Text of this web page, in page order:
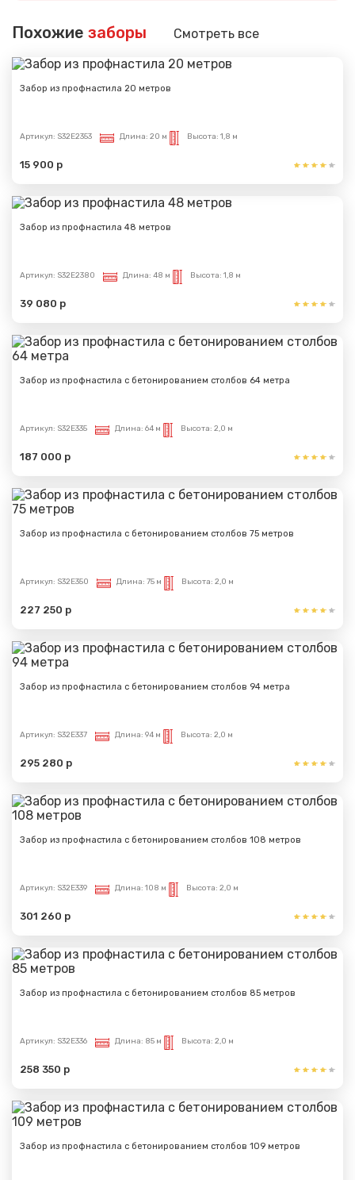
Похожие заборы Смотреть все
Забор из профнастила 20 метров
Артикул: S32E2353 Длина: 20 м Высота: 1,8 м
15 900 р
Забор из профнастила 48 метров
Артикул: S32E2380 Длина: 48 м Высота: 1,8 м
39 080 р
Забор из профнастила с бетонированием столбов 64 метра
Артикул: S32E335 Длина: 64 м Высота: 2,0 м
187 000 р
Забор из профнастила с бетонированием столбов 75 метров
Артикул: S32E350 Длина: 75 м Высота: 2,0 м
227 250 р
Забор из профнастила с бетонированием столбов 94 метра
Артикул: S32E337 Длина: 94 м Высота: 2,0 м
295 280 р
Забор из профнастила с бетонированием столбов 108 метров
Артикул: S32E339 Длина: 108 м Высота: 2,0 м
301 260 р
Забор из профнастила с бетонированием столбов 85 метров
Артикул: S32E336 Длина: 85 м Высота: 2,0 м
258 350 р
Забор из профнастила с бетонированием столбов 109 метров
Сообщение успешно
отправлено
Вами.